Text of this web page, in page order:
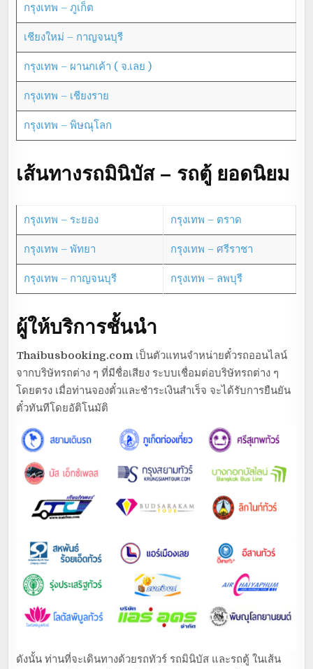
กรุงเทพ – ภูเก็ต
เชียงใหม่ – กาญจนบุรี
กรุงเทพ – ผานกเค้า ( จ.เลย )
กรุงเทพ – เชียงราย
กรุงเทพ – พิษณุโลก
เส้นทางรถมินิบัส – รถตู้ ยอดนิยม
กรุงเทพ – ระยอง กรุงเทพ – ตราด
กรุงเทพ – พัทยา กรุงเทพ – ศรีราชา
กรุงเทพ – กาญจนบุรี กรุงเทพ – ลพบุรี
ผู้ให้บริการชั้นนำ
Thaibusbooking.com เป็นตัวแทนจำหน่ายตั๋วรถออนไลน์
จากบริษัทรถต่าง ๆ ที่มีชื่อเสียง ระบบเชื่อมต่อบริษัทรถต่าง ๆ
โดยตรง เมื่อท่านจองตั๋วและชำระเงินสำเร็จ จะได้รับการยืนยัน
ตั๋วทันทีโดยอัติโนมัติ
ดังนั้น ท่านที่จะเดินทางด้วยรถทัวร์ รถมินิบัส และรถตู้ ในเส้น